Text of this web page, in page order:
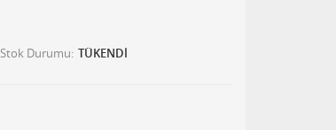
Stok Durumu TÜKENDİ